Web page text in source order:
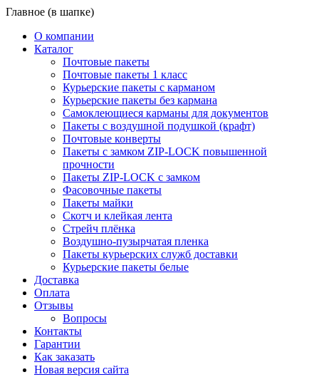
Главное (в шапке)
О компании
Каталог
Почтовые пакеты
Почтовые пакеты 1 класс
Курьерские пакеты с карманом
Курьерские пакеты без кармана
Самоклеющиеся карманы для документов
Пакеты с воздушной подушкой (крафт)
Почтовые конверты
Пакеты с замком ZIP-LOCK повышенной
прочности
Пакеты ZIP-LOCK с замком
Фасовочные пакеты
Пакеты майки
Скотч и клейкая лента
Стрейч плёнка
Воздушно-пузырчатая пленка
Пакеты курьерских служб доставки
Курьерские пакеты белые
Доставка
Оплата
Отзывы
Вопросы
Контакты
Гарантии
Как заказать
Новая версия сайта